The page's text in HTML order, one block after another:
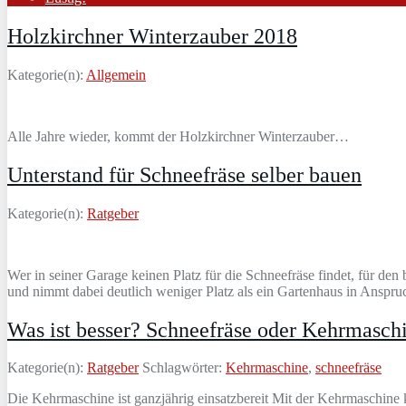
Holzkirchner Winterzauber 2018
Kategorie(n): Allgemein
Alle Jahre wieder, kommt der Holzkirchner Winterzauber…
Unterstand für Schneefräse selber bauen
Kategorie(n): Ratgeber
Wer in seiner Garage keinen Platz für die Schneefräse findet, für
und nimmt dabei deutlich weniger Platz als ein Gartenhaus in
Was ist besser? Schneefräse oder
Kategorie(n): RatgeberSchlagwörter: Kehrmaschine, schneefräse
Die Kehrmaschine ist ganzjährig einsatzbereit Mit der